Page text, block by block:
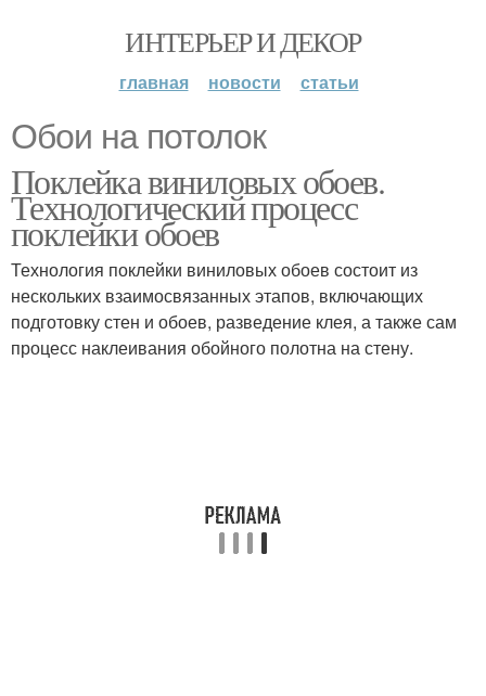
ИНТЕРЬЕР И ДЕКОР
главная новости статьи
Обои на потолок
Поклейка виниловых обоев.
Технологический процесс
поклейки обоев
Технология поклейки виниловых обоев состоит из
нескольких взаимосвязанных этапов, включающих
подготовку стен и обоев, разведение клея, а также сам
процесс наклеивания обойного полотна на стену.